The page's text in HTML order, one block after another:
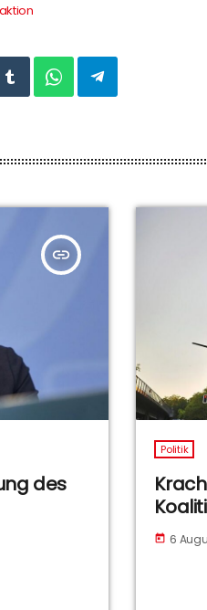
insert_link
des
Politik
today 6